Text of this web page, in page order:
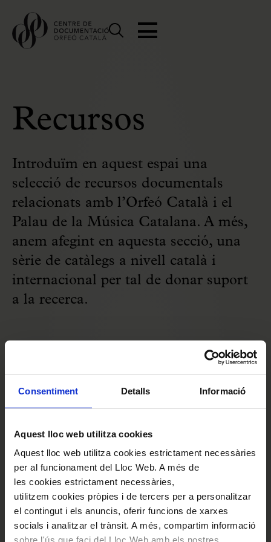
Consentiment Detalls Informació
Aquest lloc web utilitza cookies
Aquest lloc web utilitza cookies estrictament necessàries
per al funcionament del Lloc Web. A més de
les cookies estrictament necessàries,
utilitzem cookies pròpies i de tercers per a personalitzar
el contingut i els anuncis, oferir funcions de xarxes
socials i analitzar el trànsit. A més, compartim informació
sobre l'ús que faci del Lloc Web amb els nostres
Recursos
Introduïm en aquest espai una
selecció de recursos documentals
relacionats amb l’Orfeó Català i el
Palau de la Música Catalana. A més,
anem afegint en aquesta secció, una
sèrie de catàlegs a nivell català i
internacional per tal de donar suport
a la recerca.
Bibliografia
ARTÍS I BENACH, Pere; MILLET I LORAS,
Lluís.Orfeó Català: llibre del
centenari.Barcelona: Fundació Orfeó Català:
Barcino, 1991. 356 p.
ARTÍS I BENACH, Pere.
Pedres vives: Palau